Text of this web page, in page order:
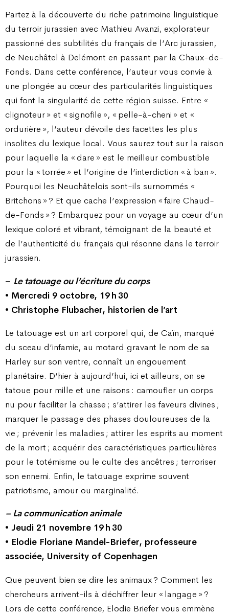
Partez à la découverte du riche patrimoine linguistique
du terroir jurassien avec Mathieu Avanzi, explorateur
passionné des subtilités du français de l’Arc jurassien,
de Neuchâtel à Delémont en passant par la Chaux-de-
Fonds. Dans cette conférence, l’auteur vous convie à
une plongée au cœur des particularités linguistiques
qui font la singularité de cette région suisse. Entre «
clignoteur » et « signofile », « pelle-à-cheni » et «
ordurière », l’auteur dévoile des facettes les plus
insolites du lexique local. Vous saurez tout sur la raison
pour laquelle la « dare » est le meilleur combustible
pour la « torrée » et l’origine de l’interdiction « à ban ».
Pourquoi les Neuchâtelois sont-ils surnommés «
Britchons » ? Et que cache l’expression « faire Chaud-
de-Fonds » ? Embarquez pour un voyage au cœur d’un
lexique coloré et vibrant, témoignant de la beauté et
de l’authenticité du français qui résonne dans le terroir
jurassien.
– Le tatouage ou l’écriture du corps
• Mercredi 9 octobre, 19 h 30
• Christophe Flubacher, historien de l’art
Le tatouage est un art corporel qui, de Caïn, marqué
du sceau d’infamie, au motard gravant le nom de sa
Harley sur son ventre, connaît un engouement
planétaire. D’hier à aujourd’hui, ici et ailleurs, on se
tatoue pour mille et une raisons : camoufler un corps
nu pour faciliter la chasse ; s’attirer les faveurs divines ;
marquer le passage des phases douloureuses de la
vie ; prévenir les maladies ; attirer les esprits au moment
de la mort ; acquérir des caractéristiques particulières
pour le totémisme ou le culte des ancêtres ; terroriser
son ennemi. Enfin, le tatouage exprime souvent
patriotisme, amour ou marginalité.
– La communication animale
• Jeudi 21 novembre 19 h 30
• Elodie Floriane Mandel-Briefer, professeure
associée, University of Copenhagen
Que peuvent bien se dire les animaux ? Comment les
chercheurs arrivent-ils à déchiffrer leur « langage » ?
Lors de cette conférence, Elodie Briefer vous emmène